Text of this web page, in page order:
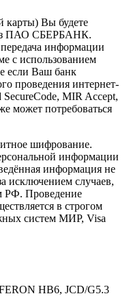
карты) Вы будете
ПАО СБЕРБАНК.
информации
с использованием
если Ваш банк
проведения интернет-
MIR Accept,
может потребоваться
шифрование.
информации
информация не
исключением случаев,
РФ. Проведение
в строгом
систем МИР, Visa
HB6, JCD/G5.3